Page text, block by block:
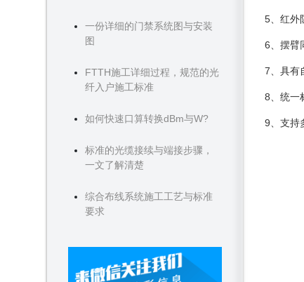
一份详细的门禁系统图与安装
图
FTTH施工详细过程，规范的光
纤入户施工标准
如何快速口算转换dBm与W?
标准的光缆接续与端接步骤，
一文了解清楚
综合布线系统施工工艺与标准
要求
5、红外
6、摆臂
7、具有
8、统一
9、支持